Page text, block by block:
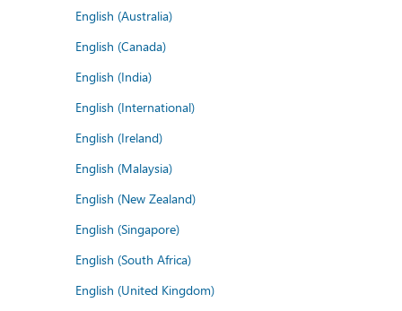
English (Australia)
English (Canada)
English (India)
English (International)
English (Ireland)
English (Malaysia)
English (New Zealand)
English (Singapore)
English (South Africa)
English (United Kingdom)